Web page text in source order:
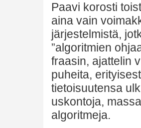
Paavi korosti
aina vain
järjestelmistä,
”algoritmien
fraasin, ajattelin
puheita,
tietoisuutensa
uskontoja,
algoritmeja.